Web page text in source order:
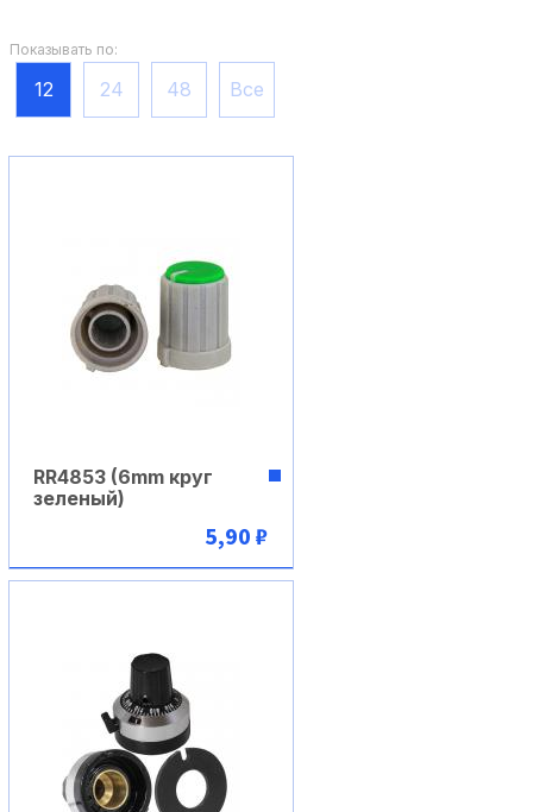
Показывать по:
12 24 48 Все
В корзину
RR4853 (6mm круг
зеленый)
5,90 ₽